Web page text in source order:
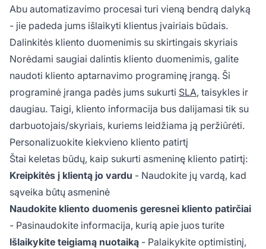
Abu automatizavimo procesai turi vieną bendrą dalyką
- jie padeda jums išlaikyti klientus įvairiais būdais.
Dalinkitės kliento duomenimis su skirtingais skyriais
Norėdami saugiai dalintis kliento duomenimis, galite
naudoti kliento aptarnavimo programinę įrangą. Ši
programinė įranga padės jums sukurti SLA, taisykles ir
daugiau. Taigi, kliento informacija bus dalijamasi tik su
darbuotojais/skyriais, kuriems leidžiama ją peržiūrėti.
Personalizuokite kiekvieno kliento patirtį
Štai keletas būdų, kaip sukurti asmeninę kliento patirtį:
Kreipkitės į klientą jo vardu - Naudokite jų vardą, kad
sąveika būtų asmeninė
Naudokite kliento duomenis geresnei kliento patirčiai
- Pasinaudokite informacija, kurią apie juos turite
Išlaikykite teigiamą nuotaiką - Palaikykite optimistinį,